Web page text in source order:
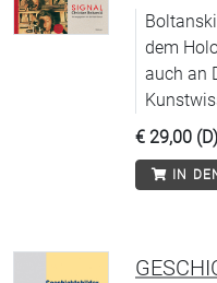
dem
auch an
€ 29,00 (D)
IN